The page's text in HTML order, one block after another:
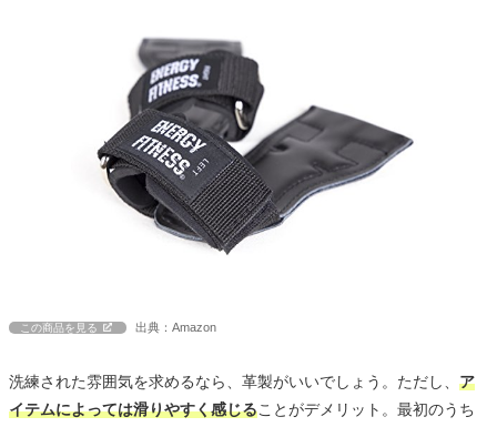
この商品を見る 出典：Amazon
洗練された雰囲気を求めるなら、革製がいいでしょう。ただし、 ア
イテムによっては滑りやすく感じることがデメリット。最初のうち